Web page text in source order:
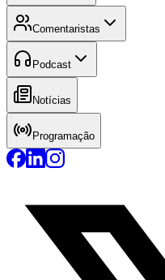
Comentaristas
Podcast
Notícias
Programação